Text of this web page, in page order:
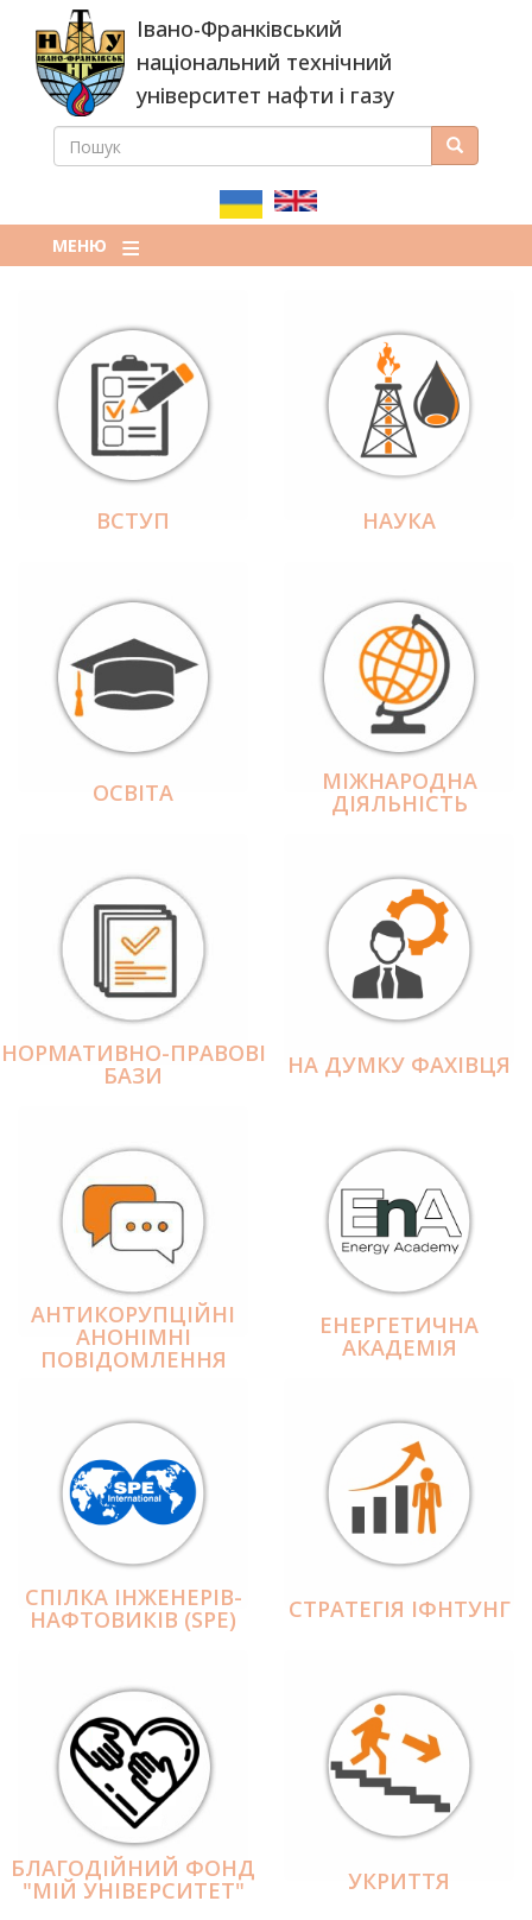
основного
вмісту
Івано-Франківський
національний технічний
університет нафти і газу
ПОШУКОВА
ПОШУК Пошук
МЕНЮ
ВСТУП НАУКА
ОСВІТА МІЖНАРОДНА
ДІЯЛЬНІCТЬ
НОРМАТИВНО-ПРАВОВІ
БАЗИ НА ДУМКУ ФАХІВЦЯ
АНТИКОРУПЦІЙНІ
АНОНІМНІ
ПОВІДОМЛЕННЯ
ЕНЕРГЕТИЧНА
АКАДЕМІЯ
СПІЛКА ІНЖЕНЕРІВ-
НАФТОВИКІВ (SPE) СТРАТЕГІЯ ІФНТУНГ
БЛАГОДІЙНИЙ ФОНД
"МІЙ УНІВЕРСИТЕТ" УКРИТТЯ